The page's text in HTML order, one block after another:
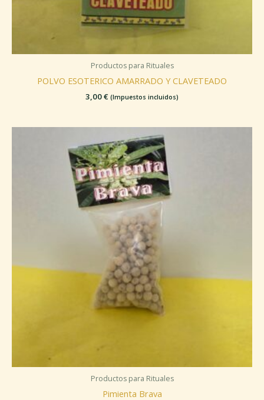
Productos para Rituales
POLVO ESOTERICO AMARRADO Y CLAVETEADO
3,00€ (Impuestos incluidos)
Productos para Rituales
Pimienta Brava